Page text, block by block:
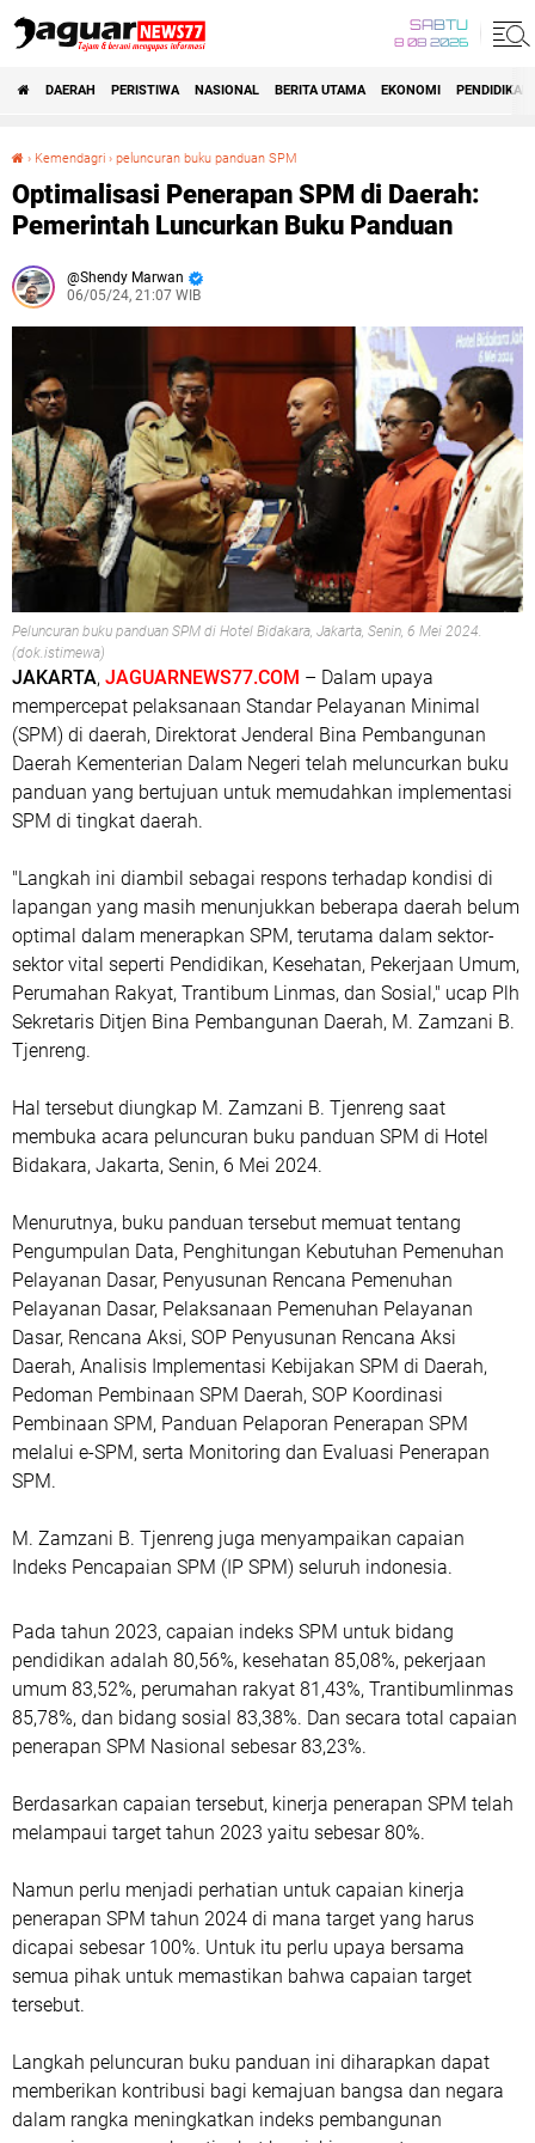
SABTU
8 08 2026
DAERAH PERISTIWA NASIONAL BERITA UTAMA EKONOMI PENDIDIKAN
› Kemendagri › peluncuran buku panduan SPM
Optimalisasi Penerapan SPM di Daerah:
Pemerintah Luncurkan Buku Panduan
Shendy Marwan
06/05/24, 21:07 WIB
Peluncuran buku panduan SPM di Hotel Bidakara, Jakarta, Senin, 6 Mei 2024.
(dok.istimewa)
JAKARTA, JAGUARNEWS77.COM – Dalam upaya
mempercepat pelaksanaan Standar Pelayanan Minimal
(SPM) di daerah, Direktorat Jenderal Bina Pembangunan
Daerah Kementerian Dalam Negeri telah meluncurkan buku
panduan yang bertujuan untuk memudahkan implementasi
SPM di tingkat daerah.
"Langkah ini diambil sebagai respons terhadap kondisi di
lapangan yang masih menunjukkan beberapa daerah belum
optimal dalam menerapkan SPM, terutama dalam sektor-
sektor vital seperti Pendidikan, Kesehatan, Pekerjaan Umum,
Perumahan Rakyat, Trantibum Linmas, dan Sosial," ucap Plh
Sekretaris Ditjen Bina Pembangunan Daerah, M. Zamzani B.
Tjenreng.
Hal tersebut diungkap M. Zamzani B. Tjenreng saat
membuka acara peluncuran buku panduan SPM di Hotel
Bidakara, Jakarta, Senin, 6 Mei 2024.
Menurutnya, buku panduan tersebut memuat tentang
Pengumpulan Data, Penghitungan Kebutuhan Pemenuhan
Pelayanan Dasar, Penyusunan Rencana Pemenuhan
Pelayanan Dasar, Pelaksanaan Pemenuhan Pelayanan
Dasar, Rencana Aksi, SOP Penyusunan Rencana Aksi
Daerah, Analisis Implementasi Kebijakan SPM di Daerah,
Pedoman Pembinaan SPM Daerah, SOP Koordinasi
Pembinaan SPM, Panduan Pelaporan Penerapan SPM
melalui e-SPM, serta Monitoring dan Evaluasi Penerapan
SPM.
M. Zamzani B. Tjenreng juga menyampaikan capaian
Indeks Pencapaian SPM (IP SPM) seluruh indonesia.
Pada tahun 2023, capaian indeks SPM untuk bidang
pendidikan adalah 80,56%, kesehatan 85,08%, pekerjaan
umum 83,52%, perumahan rakyat 81,43%, Trantibumlinmas
85,78%, dan bidang sosial 83,38%. Dan secara total capaian
penerapan SPM Nasional sebesar 83,23%.
Berdasarkan capaian tersebut, kinerja penerapan SPM telah
melampaui target tahun 2023 yaitu sebesar 80%.
Namun perlu menjadi perhatian untuk capaian kinerja
penerapan SPM tahun 2024 di mana target yang harus
dicapai sebesar 100%. Untuk itu perlu upaya bersama
semua pihak untuk memastikan bahwa capaian target
tersebut.
Langkah peluncuran buku panduan ini diharapkan dapat
memberikan kontribusi bagi kemajuan bangsa dan negara
dalam rangka meningkatkan indeks pembangunan